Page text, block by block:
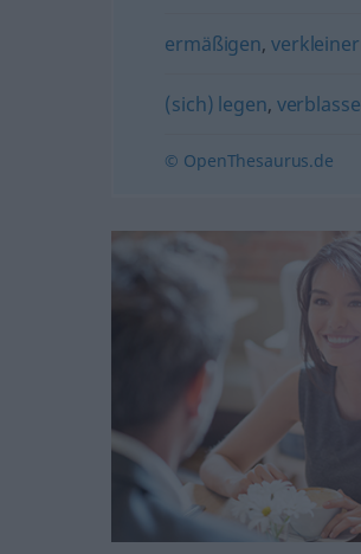
ermäßigen,
(sich) legen,
© OpenThesaurus.de